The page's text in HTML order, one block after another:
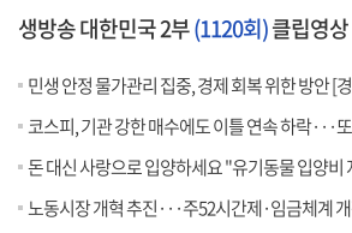
생방송 대한민국 2부(1120회)클립영상
민생 안정 물가관리 집중, 경제 회복 위한 방안 [
코스피, 기관 강한 매수에도 이틀 연속 하락···또 연저점 경신
돈 대신 사랑으로 입양하세요 "유기동물 입양비 지원" [돈이 보
노동시장 개혁 추진···주52시간제·임금체계